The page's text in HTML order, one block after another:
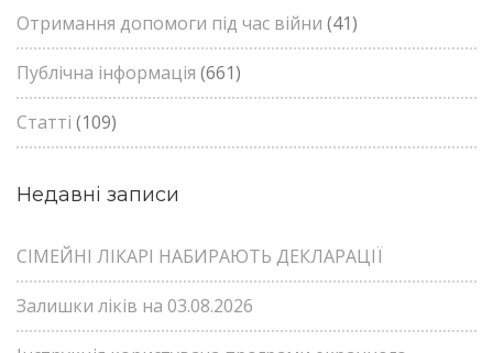
Отримання допомоги під час війни (41)
Публічна інформація (661)
Статті (109)
Недавні записи
СІМЕЙНІ ЛІКАРІ НАБИРАЮТЬ ДЕКЛАРАЦІЇ
Залишки ліків на 03.08.2026